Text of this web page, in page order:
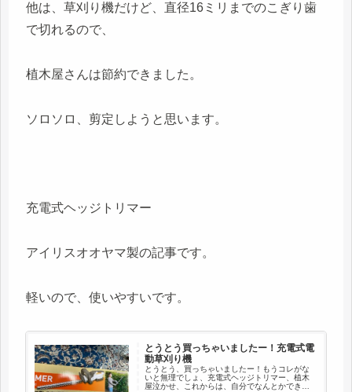
他は、草刈り機だけど、直径16ミリまでのこぎり歯
で切れるので、
植木屋さんは節約できました。
ソロソロ、剪定しようと思います。
充電式ヘッジトリマー
アイリスオオヤマ製の記事です。
軽いので、使いやすいです。
とうとう買っちゃいましたー！充電式電
動草刈り機
とうとう、買っちゃいましたー！もうコレがな
いと無理でしょ、充電式ヘッジトリマー、植木
屋泣かせ、これからは、自分でなんとかでき